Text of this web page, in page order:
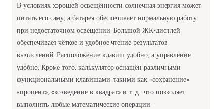
В условиях хорошей освещённости солнечная энергия может
питать его саму, а батарея обеспечивает нормальную работу
при недостаточном освещении. Большой ЖК-дисплей
обеспечивает чёткое и удобное чтение результатов
вычислений. Расположение клавиш удобно, а управление
удобно. Кроме того, калькулятор оснащён различными
функциональными клавишами, такими как «сохранение»,
«процент», «возведение в квадрат» и т. д., что позволяет
выполнять любые математические операции.